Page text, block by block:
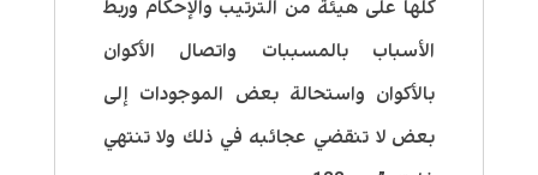
كلها على هيئة من الترتيب والإحكام وربط
الأسباب بالمسببات واتصال الأكوان
بالأكوان واستحالة بعض الموجودات إلى
بعض لا تنقضي عجائبه في ذلك ولا تنتهي